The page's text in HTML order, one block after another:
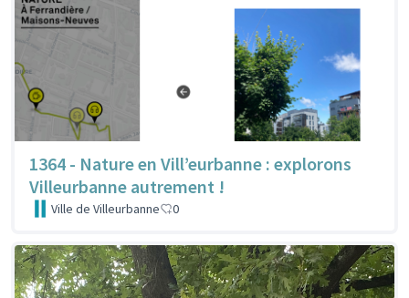
1364 - Nature en Vill’eurbanne : explorons
Villeurbanne autrement !
Ville de Villeurbanne 0